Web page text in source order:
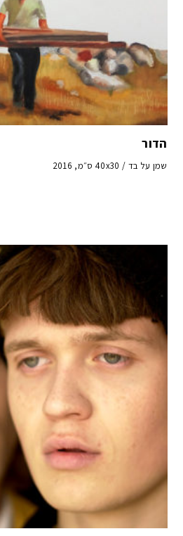
הדור
שמן על בד / 40x30 ס״מ, 2016